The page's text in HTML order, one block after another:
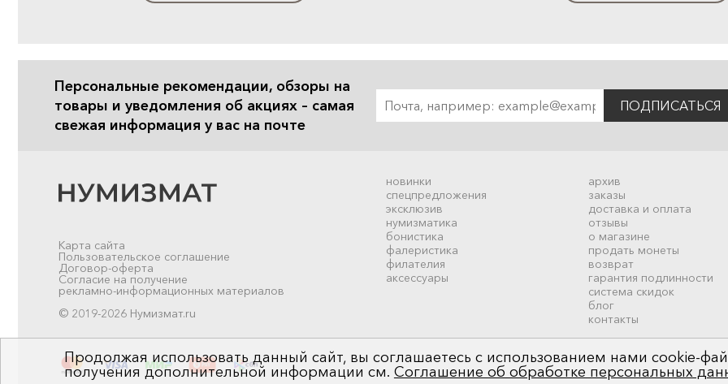
Персональные рекомендации, обзоры на
товары и уведомления об акциях – самая
свежая информация у вас на почте
ПОДПИСАТЬСЯ
новинки
спецпредложения
эксклюзив
нумизматика
бонистика
фалеристика
филателия
аксессуары
архив
заказы
доставка и оплата
отзывы
о магазине
продать монеты
возврат
гарантия подлинности
система скидок
блог
контакты
Карта сайта
Пользовательское соглашение
Договор-оферта
Согласие на получение
рекламно-информационных материалов
© 2019-2026 Нумизмат.ru
Продолжая использовать данный сайт, вы соглашаетесь с использованием нами cookie-
получения дополнительной информации см. Соглашение об обработке персональных